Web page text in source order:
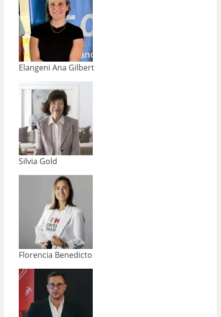
Elangeni Ana Gilbert
Silvia Gold
Florencia Benedicto